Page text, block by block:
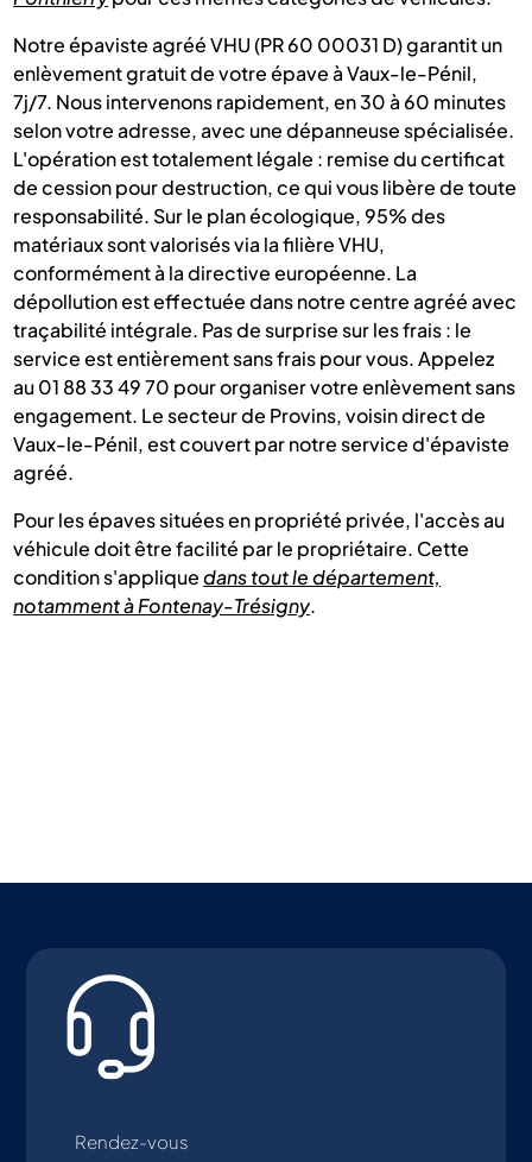
Notre épaviste agréé VHU (PR 60 00031 D) garantit un
enlèvement gratuit de votre épave à Vaux-le-Pénil,
7j/7. Nous intervenons rapidement, en 30 à 60 minutes
selon votre adresse, avec une dépanneuse spécialisée.
L'opération est totalement légale : remise du certificat
de cession pour destruction, ce qui vous libère de toute
responsabilité. Sur le plan écologique, 95% des
matériaux sont valorisés via la filière VHU,
conformément à la directive européenne. La
dépollution est effectuée dans notre centre agréé avec
traçabilité intégrale. Pas de surprise sur les frais : le
service est entièrement sans frais pour vous. Appelez
au 01 88 33 49 70 pour organiser votre enlèvement sans
engagement. Le secteur de Provins, voisin direct de
Vaux-le-Pénil, est couvert par notre service d'épaviste
agréé.
Pour les épaves situées en propriété privée, l'accès au
véhicule doit être facilité par le propriétaire. Cette
condition s'appliquedans tout le département,
notamment à Fontenay-Trésigny.
Rendez-vous